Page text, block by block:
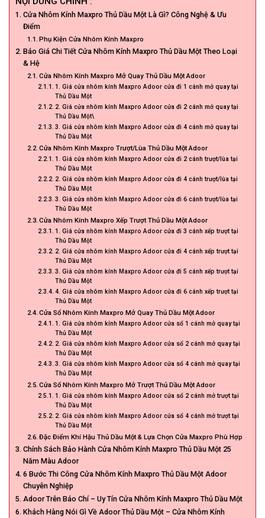
Cửa Nhôm Kính Maxpro Thủ Dầu Một Là Gì? Công Nghệ & Ưu
Điểm
Phụ Kiện Cửa Nhôm Kính Maxpro
Báo Giá Chi Tiết Cửa Nhôm Kính Maxpro Thủ Dầu Một Theo Loại
& Hệ
Cửa Nhôm Kính Maxpro Mở Quay Thủ Dầu Một Adoor
1. Giá cửa nhôm kính Maxpro Adoor cửa đi 1 cánh mở quay tại
Thủ Dầu Một
2. Giá cửa nhôm kính Maxpro Adoor cửa đi 2 cánh mở quay tại
Thủ Dầu Một\
3. Giá cửa nhôm kính Maxpro Adoor cửa đi 4 cánh mở quay tại
Thủ Dầu Một
Cửa Nhôm Kính Maxpro Trượt/Lùa Thủ Dầu Một Adoor
1. Giá cửa nhôm kính Maxpro Adoor cửa đi 2 cánh trượt/lùa tại
Thủ Dầu Một
2. Giá cửa nhôm kính Maxpro Adoor cửa đi 4 cánh trượt/lùa tại
Thủ Dầu Một
3. Giá cửa nhôm kính Maxpro Adoor cửa đi 6 cánh trượt/lùa tại
Thủ Dầu Một
Cửa Nhôm Kính Maxpro Xếp Trượt Thủ Dầu Một Adoor
1. Giá cửa nhôm kính Maxpro Adoor cửa đi 3 cánh xếp trượt tại
Thủ Dầu Một
2. Giá cửa nhôm kính Maxpro Adoor cửa đi 4 cánh xếp trượt tại
Thủ Dầu Một
3. Giá cửa nhôm kính Maxpro Adoor cửa đi 5 cánh xếp trượt tại
Thủ Dầu Một
4. Giá cửa nhôm kính Maxpro Adoor cửa đi 6 cánh xếp trượt tại
Thủ Dầu Một
Cửa Sổ Nhôm Kính Maxpro Mở Quay Thủ Dầu Một Adoor
1. Giá cửa nhôm kính Maxpro Adoor cửa sổ 1 cánh mở quay tại
Thủ Dầu Một
2. Giá cửa nhôm kính Maxpro Adoor cửa sổ 2 cánh mở quay tại
Thủ Dầu Một
3. Giá cửa nhôm kính Maxpro Adoor cửa sổ 4 cánh mở quay tại
Thủ Dầu Một
Cửa Sổ Nhôm Kính Maxpro Mở Trượt Thủ Dầu Một Adoor
1. Giá cửa nhôm kính Maxpro Adoor cửa sổ 2 cánh mở trượt tại
Thủ Dầu Một
2. Giá cửa nhôm kính Maxpro Adoor cửa sổ 4 cánh mở trượt tại
Thủ Dầu Một
Đặc Điểm Khí Hậu Thủ Dầu Một & Lựa Chọn Cửa Maxpro Phù Hợp
Chính Sách Bảo Hành Cửa Nhôm Kính Maxpro Thủ Dầu Một 25
Năm Màu Adoor
6 Bước Thi Công Cửa Nhôm Kính Maxpro Thủ Dầu Một Adoor
Chuyên Nghiệp
Adoor Trên Báo Chí – Uy Tín Cửa Nhôm Kính Maxpro Thủ Dầu Một
Khách Hàng Nói Gì Về Adoor Thủ Dầu Một – Cửa Nhôm Kính